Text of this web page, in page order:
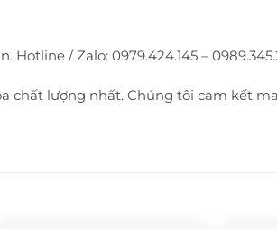
/ Zalo: 0979.424.145 –
chất lượng nhất. Chúng tôi cam kết